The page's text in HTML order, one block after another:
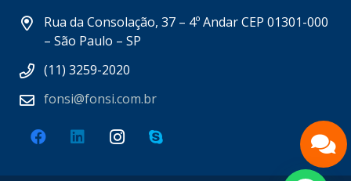
Rua da Consolação, 37 – 4º Andar CEP 01301-000
– São Paulo – SP
(11) 3259-2020
fonsi@fonsi.com.br